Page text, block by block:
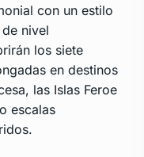
con un estilo
nivel
los siete
en destinos
las Islas Feroe
escalas